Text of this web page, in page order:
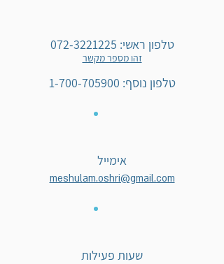
טלפון ראשי: 072-3221225
זהו מספר מקשר
טלפון נוסף: 1-700-705900
אימייל
meshulam.oshri@gmail.com
שעות פעילות